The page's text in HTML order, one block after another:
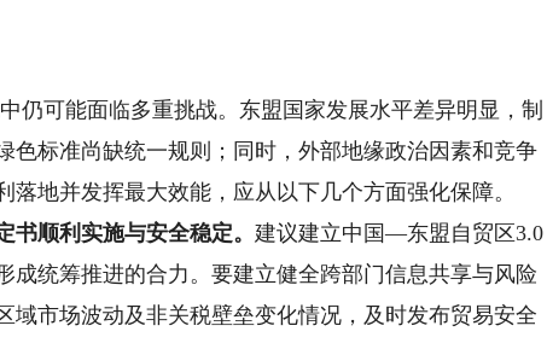
可能面临多重挑战。东盟国家发展水平差异明显，制
色标准尚缺统一规则；同时，外部地缘政治因素和竞争
地并发挥最大效能，应从以下几个方面强化保障。
顺利实施与安全稳定。建议建立中国—东盟自贸区3.0
成统筹推进的合力。要建立健全跨部门信息共享与风险
域市场波动及非关税壁垒变化情况，及时发布贸易安全